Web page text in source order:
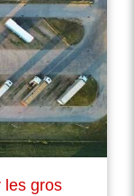
les gros